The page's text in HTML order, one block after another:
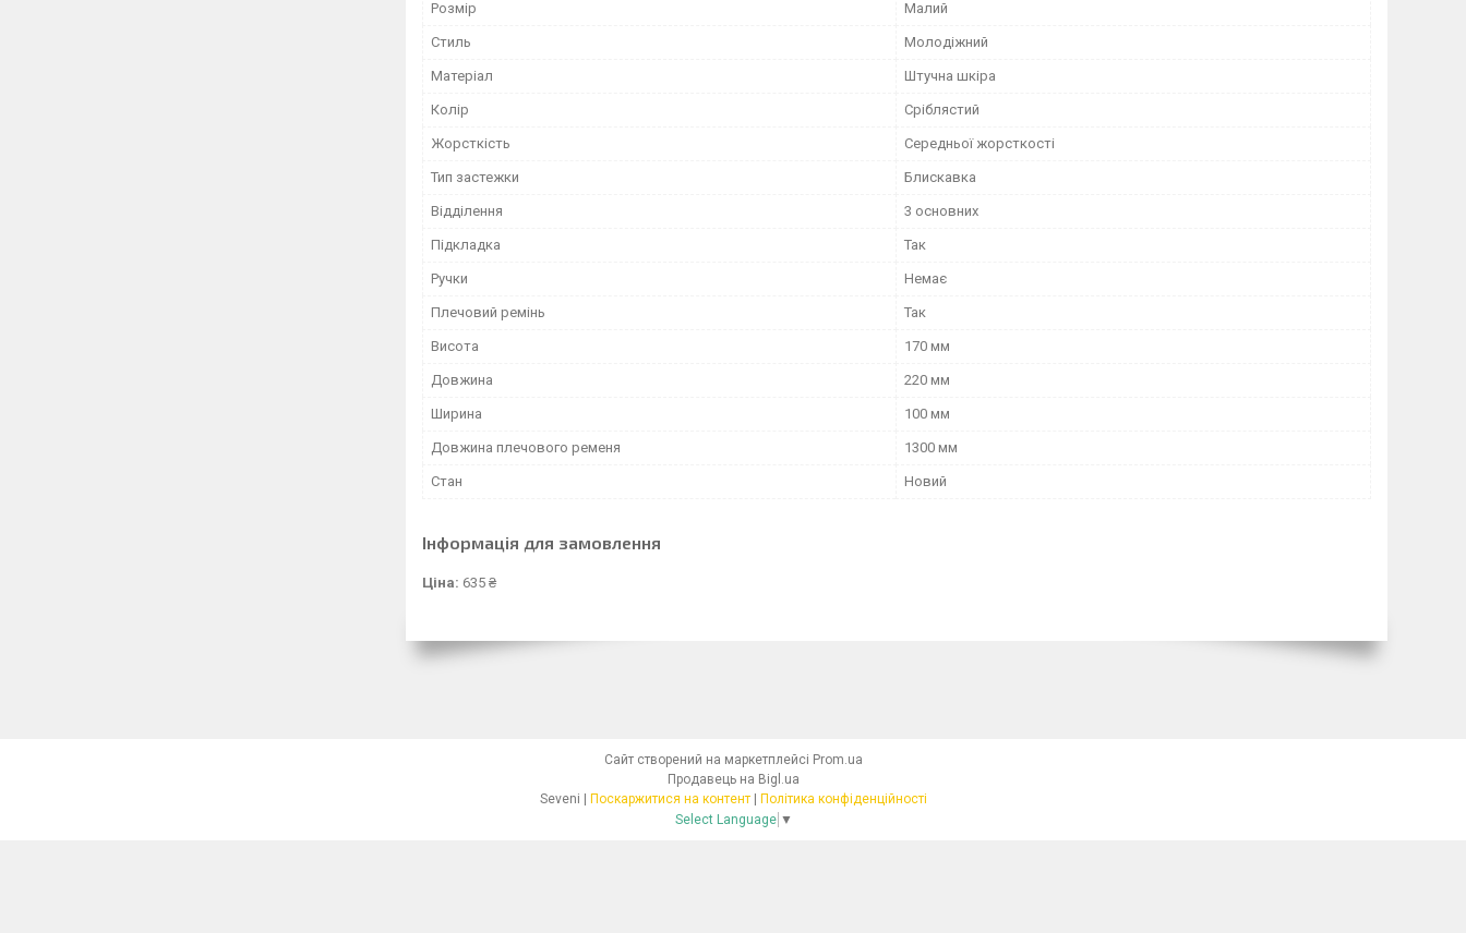
Розмір Малий
Стиль Молодіжний
Матеріал Штучна шкіра
Колір Сріблястий
Жорсткість Середньої жорсткості
Тип застежки Блискавка
Відділення 3 основних
Підкладка Так
Ручки Немає
Плечовий ремінь Так
Висота 170 мм
Довжина 220 мм
Ширина 100 мм
Довжина плечового ременя 1300 мм
Стан Новий
Інформація для замовлення
Ціна: 635 ₴
Сайт створений на маркетплейсі Prom.ua
Продавець на Bigl.ua
Поскаржитися на контент
Політика конфіденційності
Select Language ▼